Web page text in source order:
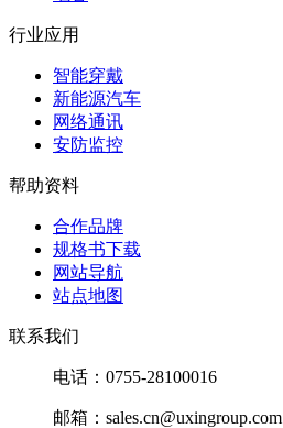
行业应用
智能穿戴
新能源汽车
网络通讯
安防监控
帮助资料
合作品牌
规格书下载
网站导航
站点地图
联系我们
电话：0755-28100016
邮箱：sales.cn@uxingroup.com